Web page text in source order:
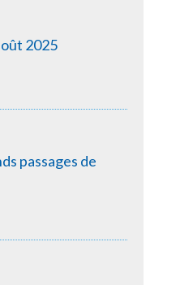
2025
passages de